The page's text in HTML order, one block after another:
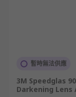
Auto-darkening
that
the welder. This
wearer does not
working, saving
not need to be
exposure to
暫時無法供應
3M Speedglas
Darkening Lens